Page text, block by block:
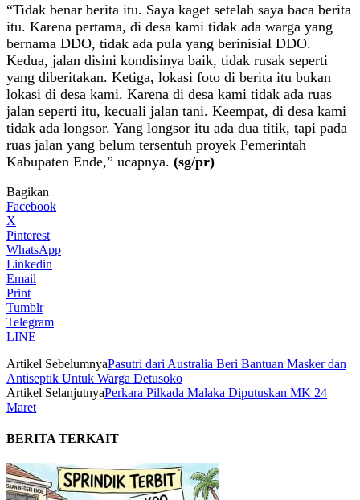
“Tidak benar berita itu. Saya kaget setelah saya baca berita
itu. Karena pertama, di desa kami tidak ada warga yang
bernama DDO, tidak ada pula yang berinisial DDO.
Kedua, jalan disini kondisinya baik, tidak rusak seperti
yang diberitakan. Ketiga, lokasi foto di berita itu bukan
lokasi di desa kami. Karena di desa kami tidak ada ruas
jalan seperti itu, kecuali jalan tani. Keempat, di desa kami
tidak ada longsor. Yang longsor itu ada dua titik, tapi pada
ruas jalan yang belum tersentuh proyek Pemerintah
Kabupaten Ende,” ucapnya. (sg/pr)
Bagikan
Facebook
X
Pinterest
WhatsApp
Linkedin
Email
Print
Tumblr
Telegram
LINE
Artikel SebelumnyaPasutri dari Australia Beri Bantuan Masker dan
Antiseptik Untuk Warga Detusoko
Artikel SelanjutnyaPerkara Pilkada Malaka Diputuskan MK 24
Maret
BERITA TERKAIT